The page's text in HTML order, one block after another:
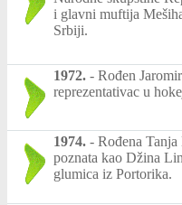
i glavni muftija
Srbiji.
1972. - Rođen
reprezentativac u
1974. - Rođena
poznata kao Džina
glumica iz Portorika.